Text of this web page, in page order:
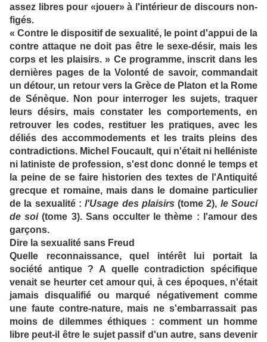
assez libres pour «jouer» à l'intérieur de discours non-
figés.
« Contre le dispositif de sexualité, le point d'appui de la
contre attaque ne doit pas être le sexe-désir, mais les
corps et les plaisirs. » Ce programme, inscrit dans les
dernières pages de la Volonté de savoir, commandait
un détour, un retour vers la Grèce de Platon et la Rome
de Sénèque. Non pour interroger les sujets, traquer
leurs désirs, mais constater les comportements, en
retrouver les codes, restituer les pratiques, avec les
déliés des accommodements et les traits pleins des
contradictions. Michel Foucault, qui n'était ni helléniste
ni latiniste de profession, s'est donc donné le temps et
la peine de se faire historien des textes de l'Antiquité
grecque et romaine, mais dans le domaine particulier
de la sexualité :l'Usage des plaisirs (tome 2), le Souci
de soi(tome 3). Sans occulter le thème : l'amour des
garçons.
Dire la sexualité sans Freud
Quelle reconnaissance, quel intérêt lui portait la
société antique ? A quelle contradiction spécifique
venait se heurter cet amour qui, à ces époques, n'était
jamais disqualifié ou marqué négativement comme
une faute contre-nature, mais ne s'embarrassait pas
moins de dilemmes éthiques : comment un homme
libre peut-il être le sujet passif d'un autre, sans devenir